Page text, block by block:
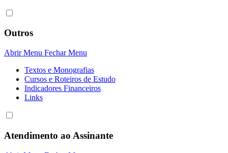
Outros
Abrir Menu Fechar Menu
Textos e Monografias
Cursos e Roteiros de Estudo
Indicadores Financeiros
Links
Atendimento ao Assinante